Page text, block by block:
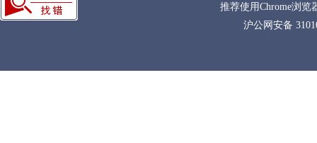
推荐使用Chrome浏览
沪公网安备